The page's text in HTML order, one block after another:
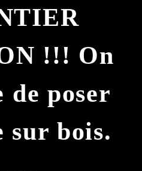
!!! On
de poser
sur bois.